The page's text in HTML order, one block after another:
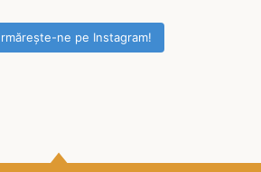
ne pe Instagram!